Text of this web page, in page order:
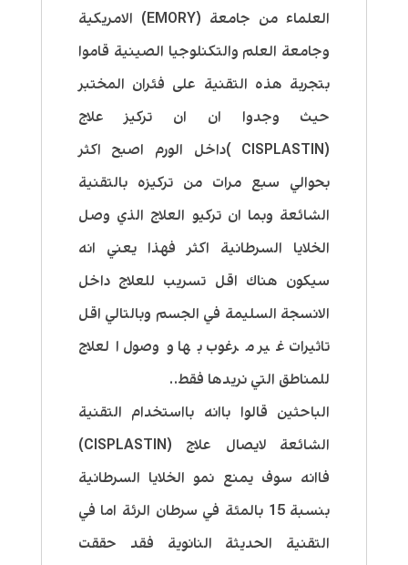
العلماء من جامعة (EMORY) الامريكية
وجامعة العلم والتكنلوجيا الصينية قاموا
بتجربة هذه التقنية على فئران المختبر
حيث وجدوا ان ان تركيز علاج
(CISPLASTIN )داخل الورم اصبح اكثر
بحوالي سبع مرات من تركيزه بالتقنية
الشائعة وبما ان تركيو العلاج الذي وصل
الخلايا السرطانية اكثر فهذا يعني انه
سيكون هناك اقل تسريب للعلاج داخل
الانسجة السليمة في الجسم وبالتالي اقل
تاثيرات غير مرغوب بها ووصول العلاج
للمناطق التي نريدها فقط..
الباحثين قالوا باانه بااستخدام التقنية
الشائعة لايصال علاج (CISPLASTIN)
فاانه سوف يمنع نمو الخلايا السرطانية
بنسبة 15 بالمئة في سرطان الرئة اما في
التقنية الحديثة النانوية فقد حققت